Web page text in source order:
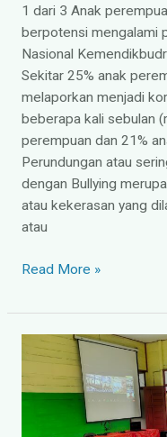
1 dari 3 Anak
berpotensi mengalami
Nasional
Sekitar 25% anak
melaporkan menjadi
beberapa kali sebulan
perempuan dan 21%
Perundungan atau
dengan Bullying
atau kekerasan yang
atau
Read More »
Masa
Pengenalan
Lingkungan